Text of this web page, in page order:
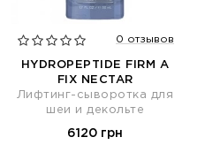
0 отзывов
HYDROPEPTIDE FIRM A
FIX NECTAR
Лифтинг-сыворотка для
шеи и декольте
6120 грн